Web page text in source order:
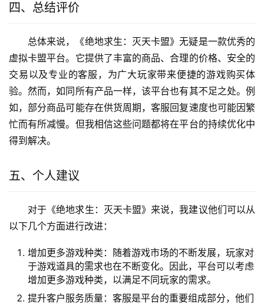
四、总结评价
总体来说，《绝地求生：灭天卡盟》无疑是一款优秀的
虚拟卡盟平台。它提供了丰富的商品、合理的价格、安全的
交易以及专业的客服，为广大玩家带来便捷的游戏购买体
验。然而，如同所有产品一样，该平台也有其不足之处。例
如，部分商品可能存在供货周期，客服回复速度也可能因繁
忙而有所减慢。但我相信这些问题都将在平台的持续优化中
得到解决。
五、个人建议
对于《绝地求生：灭天卡盟》来说，我建议他们可以从
以下几个方面进行改进：
增加更多游戏种类：随着游戏市场的不断发展，玩家对
于游戏道具的需求也在不断变化。因此，平台可以考虑
增加更多游戏种类，以满足不同玩家的需求。
提升客户服务质量：客服是平台的重要组成部分，他们